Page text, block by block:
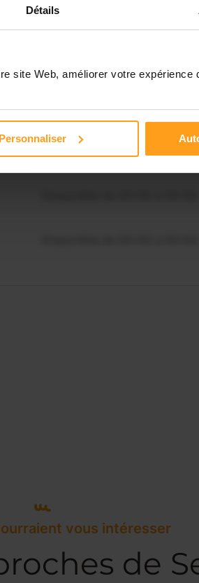
Détails
site Web, améliorer votre expérience
Personnaliser
Disponible de 00:00 à 00:00
Disponible de 00:00 à 00:00
vous intéresser
de